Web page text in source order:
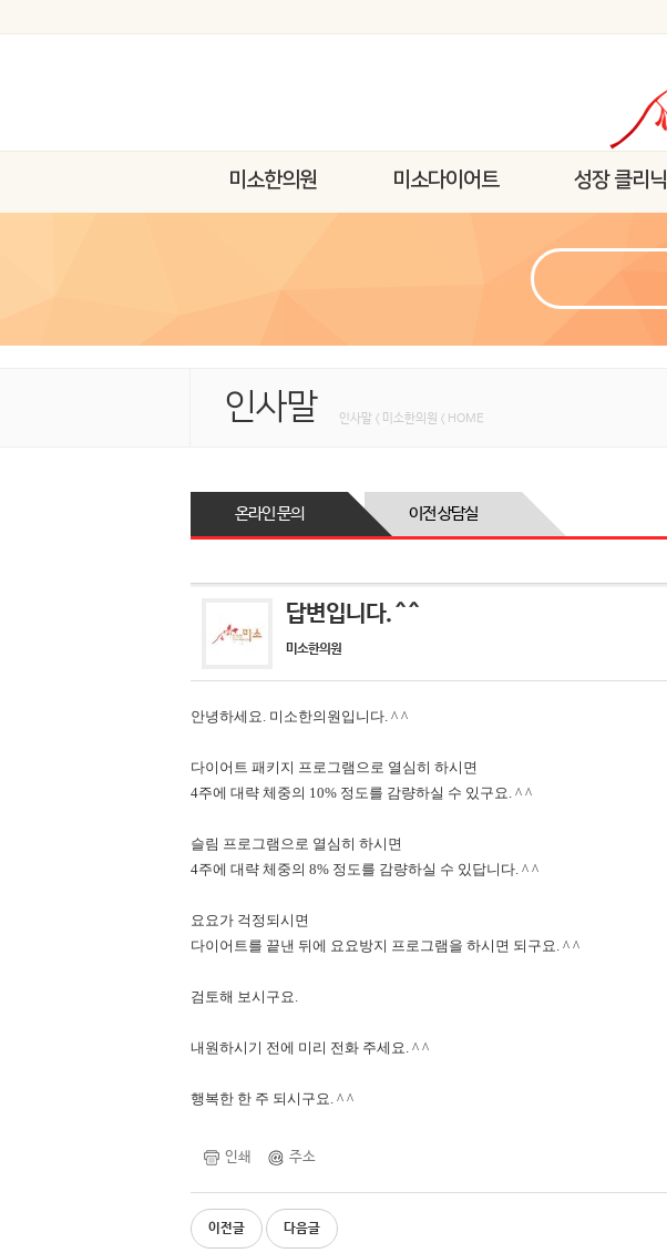
미소한의원 미소다이어트 성장 클리닉
인사말 인사말 < 미소한의원 < HOME
온라인 문의 이전 상담실
답변입니다. ^ ^
미소한의원
안녕하세요. 미소한의원입니다. ^ ^
다이어트 패키지 프로그램으로 열심히 하시면
4주에 대략 체중의 10% 정도를 감량하실 수 있구요. ^ ^
슬림 프로그램으로 열심히 하시면
4주에 대략 체중의 8% 정도를 감량하실 수 있답니다. ^ ^
요요가 걱정되시면
다이어트를 끝낸 뒤에 요요방지 프로그램을 하시면 되구요. ^ ^
검토해 보시구요.
내원하시기 전에 미리 전화 주세요. ^ ^
행복한 한 주 되시구요. ^ ^
인쇄 주소
이전글 다음글